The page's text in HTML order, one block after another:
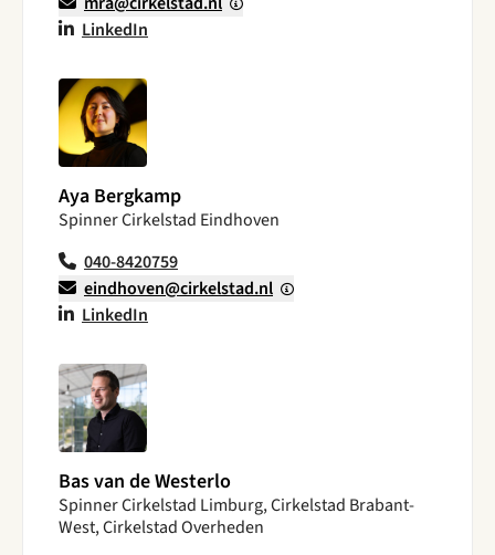
LinkedIn
Aya Bergkamp
Spinner Cirkelstad Eindhoven
040-8420759
eindhoven@cirkelstad.nl
LinkedIn
Bas van de Westerlo
Spinner Cirkelstad Limburg, Cirkelstad Brabant-
West, Cirkelstad Overheden